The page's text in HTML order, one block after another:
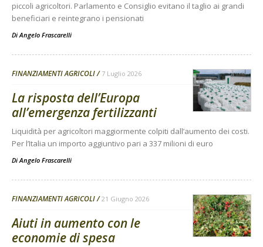
piccoli agricoltori. Parlamento e Consiglio evitano il taglio ai grandi
beneficiari e reintegrano i pensionati
DiAngelo Frascarelli
FINANZIAMENTI AGRICOLI 7 Luglio 2026
La risposta dell’Europa
all’emergenza fertilizzanti
Liquidità per agricoltori maggiormente colpiti dall’aumento dei costi.
Per l’Italia un importo aggiuntivo pari a 337 milioni di euro
DiAngelo Frascarelli
FINANZIAMENTI AGRICOLI 21 Giugno 2026
Aiuti in aumento con le
economie di spesa